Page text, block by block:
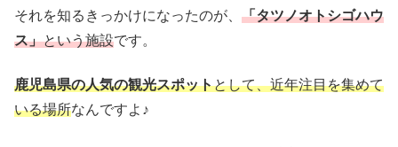
それを知るきっかけになったのが、 「タツノオトシゴハウ
ス」という施設です。
鹿児島県の人気の観光スポットとして、近年注目を集めて
いる場所なんですよ♪